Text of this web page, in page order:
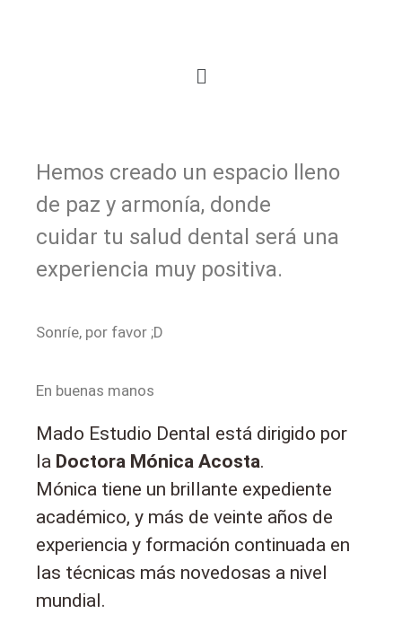
Hemos creado un espacio lleno
de paz y armonía, donde
cuidar tu salud dental será una
experiencia muy positiva.
Sonríe, por favor ;D
En buenas manos
Mado Estudio Dental está dirigido por
la Doctora Mónica Acosta.
Mónica tiene un brillante expediente
académico, y más de veinte años de
experiencia y formación continuada en
las técnicas más novedosas a nivel
mundial.